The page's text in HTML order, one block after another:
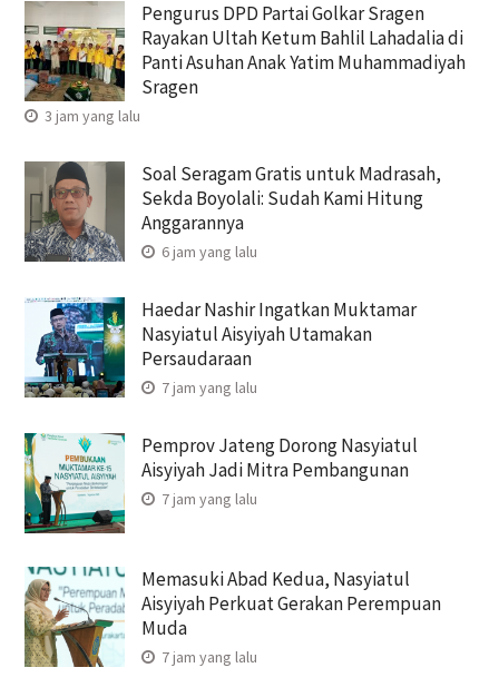
Pengurus DPD Partai Golkar Sragen
Rayakan Ultah Ketum Bahlil Lahadalia di
Panti Asuhan Anak Yatim Muhammadiyah
Sragen
3 jam yang lalu
Soal Seragam Gratis untuk Madrasah,
Sekda Boyolali: Sudah Kami Hitung
Anggarannya
6 jam yang lalu
Haedar Nashir Ingatkan Muktamar
Nasyiatul Aisyiyah Utamakan
Persaudaraan
7 jam yang lalu
Pemprov Jateng Dorong Nasyiatul
Aisyiyah Jadi Mitra Pembangunan
7 jam yang lalu
Memasuki Abad Kedua, Nasyiatul
Aisyiyah Perkuat Gerakan Perempuan
Muda
7 jam yang lalu